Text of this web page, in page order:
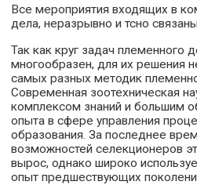
Все мероприятия входящих в
дела, неразрывно и тсно
Так как круг задач племенного
многообразен, для их решения
самых разных методик
Современная зоотехническая
комплексом знаний и большим
опыта в сфере управления
образования. За последнее
возможностей селекционеров
вырос, однако широко
опыт предшествующих